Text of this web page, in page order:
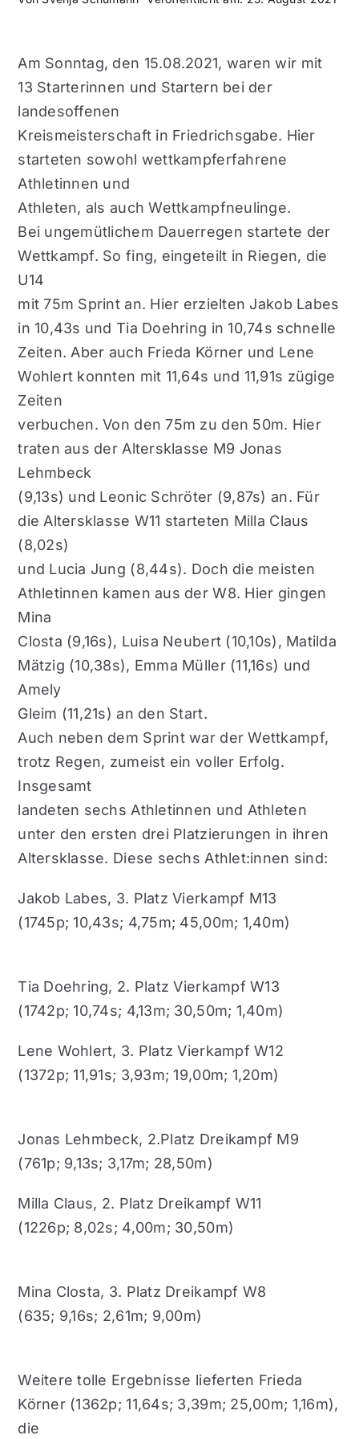
Am Sonntag, den 15.08.2021, waren wir mit
13 Starterinnen und Startern bei der
landesoffenen
Kreismeisterschaft in Friedrichsgabe. Hier
starteten sowohl wettkampferfahrene
Athletinnen und
Athleten, als auch Wettkampfneulinge.
Bei ungemütlichem Dauerregen startete der
Wettkampf. So fing, eingeteilt in Riegen, die
U14
mit 75m Sprint an. Hier erzielten Jakob Labes
in 10,43s und Tia Doehring in 10,74s schnelle
Zeiten. Aber auch Frieda Körner und Lene
Wohlert konnten mit 11,64s und 11,91s zügige
Zeiten
verbuchen. Von den 75m zu den 50m. Hier
traten aus der Altersklasse M9 Jonas
Lehmbeck
(9,13s) und Leonic Schröter (9,87s) an. Für
die Altersklasse W11 starteten Milla Claus
(8,02s)
und Lucia Jung (8,44s). Doch die meisten
Athletinnen kamen aus der W8. Hier gingen
Mina
Closta (9,16s), Luisa Neubert (10,10s), Matilda
Mätzig (10,38s), Emma Müller (11,16s) und
Amely
Gleim (11,21s) an den Start.
Auch neben dem Sprint war der Wettkampf,
trotz Regen, zumeist ein voller Erfolg.
Insgesamt
landeten sechs Athletinnen und Athleten
unter den ersten drei Platzierungen in ihren
Altersklasse. Diese sechs Athlet:innen sind:
Jakob Labes, 3. Platz Vierkampf M13
(1745p; 10,43s; 4,75m; 45,00m; 1,40m)
Tia Doehring, 2. Platz Vierkampf W13
(1742p; 10,74s; 4,13m; 30,50m; 1,40m)
Lene Wohlert, 3. Platz Vierkampf W12
(1372p; 11,91s; 3,93m; 19,00m; 1,20m)
Jonas Lehmbeck, 2.Platz Dreikampf M9
(761p; 9,13s; 3,17m; 28,50m)
Milla Claus, 2. Platz Dreikampf W11
(1226p; 8,02s; 4,00m; 30,50m)
Mina Closta, 3. Platz Dreikampf W8
(635; 9,16s; 2,61m; 9,00m)
Weitere tolle Ergebnisse lieferten Frieda
Körner (1362p; 11,64s; 3,39m; 25,00m; 1,16m),
die